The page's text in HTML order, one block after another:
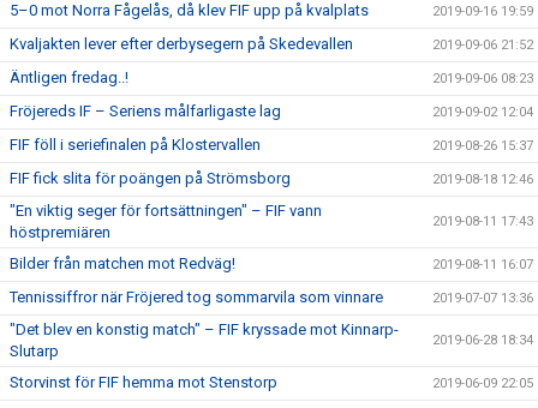
5–0 mot Norra Fågelås, då klev FIF upp på kvalplats 2019-09-16 19:59
Kvaljakten lever efter derbysegern på Skedevallen 2019-09-06 21:52
Äntligen fredag..! 2019-09-06 08:23
Fröjereds IF – Seriens målfarligaste lag 2019-09-02 12:04
FIF föll i seriefinalen på Klostervallen 2019-08-26 15:37
FIF fick slita för poängen på Strömsborg 2019-08-18 12:46
"En viktig seger för fortsättningen" – FIF vann
höstpremiären
2019-08-11 17:43
Bilder från matchen mot Redväg! 2019-08-11 16:07
Tennissiffror när Fröjered tog sommarvila som vinnare 2019-07-07 13:36
"Det blev en konstig match" – FIF kryssade mot Kinnarp-
Slutarp
2019-06-28 18:34
Storvinst för FIF hemma mot Stenstorp 2019-06-09 22:05